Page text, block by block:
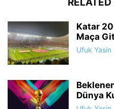
Katar
Maça
Ufuk Yasin
Dünya